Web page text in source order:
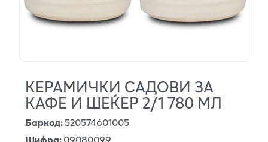
КЕРАМИЧКИ САДОВИ ЗА
КАФЕ И ШЕЌЕР 2/1 780 МЛ
Баркод:520574601005
Шифра:09080099